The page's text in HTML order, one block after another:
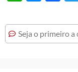
Seja o primeiro